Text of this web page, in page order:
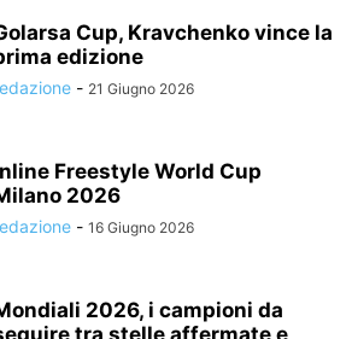
Cup, Kravchenko vince la
edizione
- 21 Giugno 2026
Freestyle World Cup
2026
- 16 Giugno 2026
2026, i campioni da
tra stelle affermate e